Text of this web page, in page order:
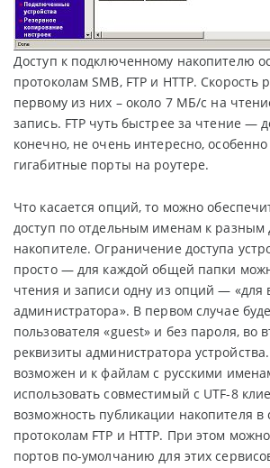
Доступ к подключенному накопителю
протоколам SMB, FTP и HTTP. Скорость
первому из них – около 7 МБ/с на
запись. FTP чуть быстрее за чтение —
конечно, не очень интересно,
гигабитные порты на роутере.
Что касается опций, то можно
доступ по отдельным именам к разным
накопителе. Ограничение доступа
просто — для каждой общей папки
чтения и записи одну из опций — «для
администратора». В первом случае
пользователя «guest» и без пароля,
реквизиты администратора
возможен и к файлам с русскими
использовать совместимый с UTF-8
возможность публикации накопителя
протоколам FTP и HTTP. При этом
портов по-умолчанию для этих